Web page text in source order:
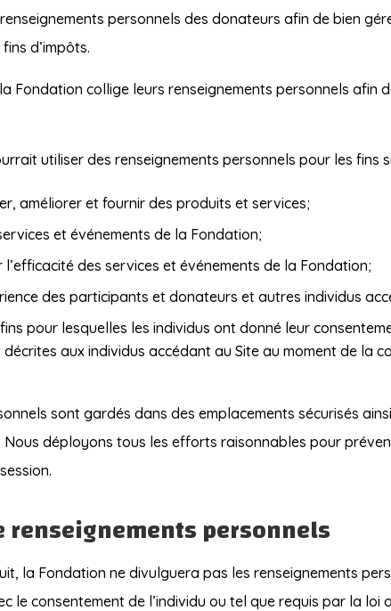
personnels des donateurs afin de bien
d’impôts.
Fondation collige leurs renseignements personnels afin
utiliser des renseignements personnels pour les fins
améliorer et fournir des produits et services;
et événements de la Fondation;
des services et événements de la Fondation;
des participants et donateurs et autres individus
pour lesquelles les individus ont donné leur
aux individus accédant au Site au moment de la
sont gardés dans des emplacements sécurisés
Nous déployons tous les efforts raisonnables pour
renseignements personnels
la Fondation ne divulguera pas les renseignements
le consentement de l’individu ou tel que requis par la loi